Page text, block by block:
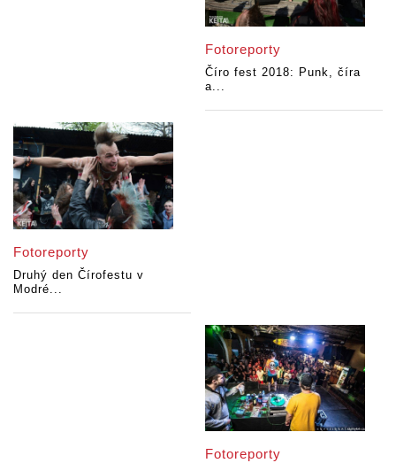
Fotoreporty
Číro fest 2018: Punk, číra
a...
Fotoreporty
Druhý den Čírofestu v
Modré...
Fotoreporty